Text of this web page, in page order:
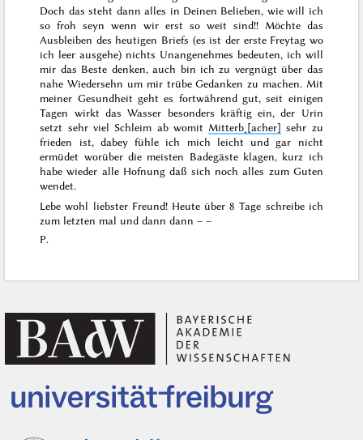
Doch das steht dann alles in Deinen Belieben, wie will ich
so froh seyn wenn wir erst so weit sind!! Möchte das
Ausbleiben des heutigen Briefs (es ist der erste Freytag wo
ich leer ausgehe) nichts Unangenehmes bedeuten, ich will
mir das Beste denken, auch bin ich zu vergnügt über das
nahe Wiedersehn um mir trübe Gedanken zu machen. Mit
meiner Gesundheit geht es fortwährend gut, seit einigen
Tagen wirkt das Wasser besonders kräftig ein, der Urin
setzt sehr viel Schleim ab womit Mitterb˖[acher] sehr zu
frieden ist, dabey fühle ich mich leicht und gar nicht
ermüdet worüber die meisten Badegäste klagen, kurz ich
habe wieder alle Hofnung daß sich noch alles zum Guten
wendet.
Lebe wohl liebster Freund! Heute über 8 Tage schreibe ich
zum letzten mal und dann dann – –
P.